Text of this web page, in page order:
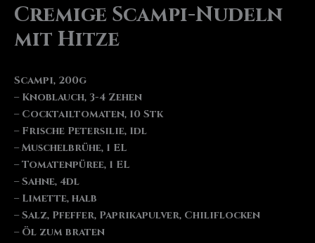
Cremige Scampi-Nudeln
mit Hitze
Scampi, 200g
– Knoblauch, 3-4 Zehen
– Cocktailtomaten, 10 Stk
– Frische Petersilie, 1dl
– Muschelbrühe, 1 EL
– Tomatenpüree, 1 EL
– Sahne, 4dl
– Limette, halb
– Salz, Pfeffer, Paprikapulver, Chiliflocken
– Öl zum braten